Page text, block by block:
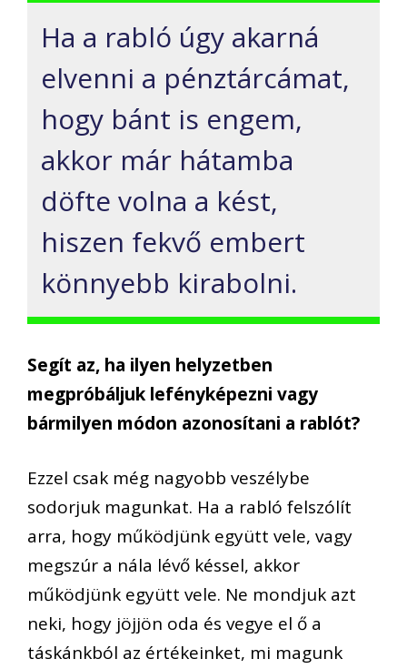
Ha a rabló úgy akarná
elvenni a pénztárcámat,
hogy bánt is engem,
akkor már hátamba
döfte volna a kést,
hiszen fekvő embert
könnyebb kirabolni.
Segít az, ha ilyen helyzetben
megpróbáljuk lefényképezni vagy
bármilyen módon azonosítani a rablót?
Ezzel csak még nagyobb veszélybe
sodorjuk magunkat. Ha a rabló felszólít
arra, hogy működjünk együtt vele, vagy
megszúr a nála lévő késsel, akkor
működjünk együtt vele. Ne mondjuk azt
neki, hogy jöjjön oda és vegye el ő a
táskánkból az értékeinket, mi magunk